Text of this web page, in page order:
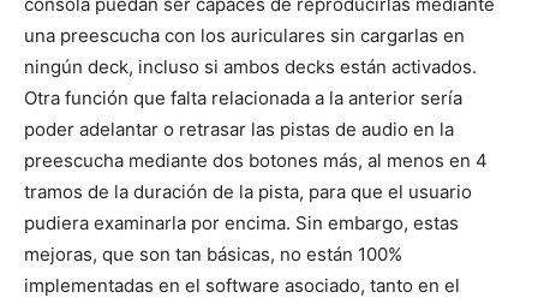
una preescucha con los auriculares sin cargarlas en
ningún deck, incluso si ambos decks están activados.
Otra función que falta relacionada a la anterior sería
poder adelantar o retrasar las pistas de audio en la
preescucha mediante dos botones más, al menos en 4
tramos de la duración de la pista, para que el usuario
pudiera examinarla por encima. Sin embargo, estas
mejoras, que son tan básicas, no están 100%
implementadas en el software asociado, tanto en el